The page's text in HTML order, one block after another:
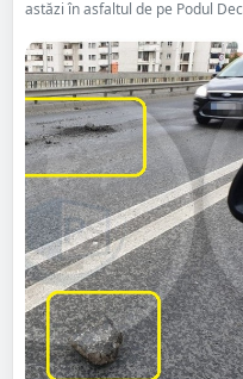
astăzi în asfaltul de pe Podul